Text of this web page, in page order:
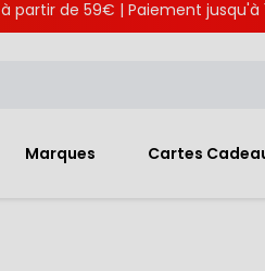
à partir de 59€ | Paiement jusqu'à
Marques Cartes